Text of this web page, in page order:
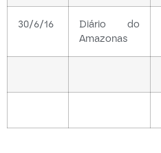
30/6/16
Diário do
Amazonas